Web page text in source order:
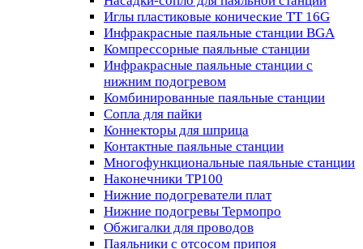
Иглы пластиковые конические TT 16G
Инфракрасные паяльные станции BGA
Компрессорные паяльные станции
Инфракрасные паяльные станции с
нижним подогревом
Комбинированные паяльные станции
Сопла для пайки
Коннекторы для шприца
Контактные паяльные станции
Многофункциональные паяльные станции
Наконечники TP100
Нижние подогреватели плат
Нижние подогревы Термопро
Обжигалки для проводов
Паяльники с отсосом припоя